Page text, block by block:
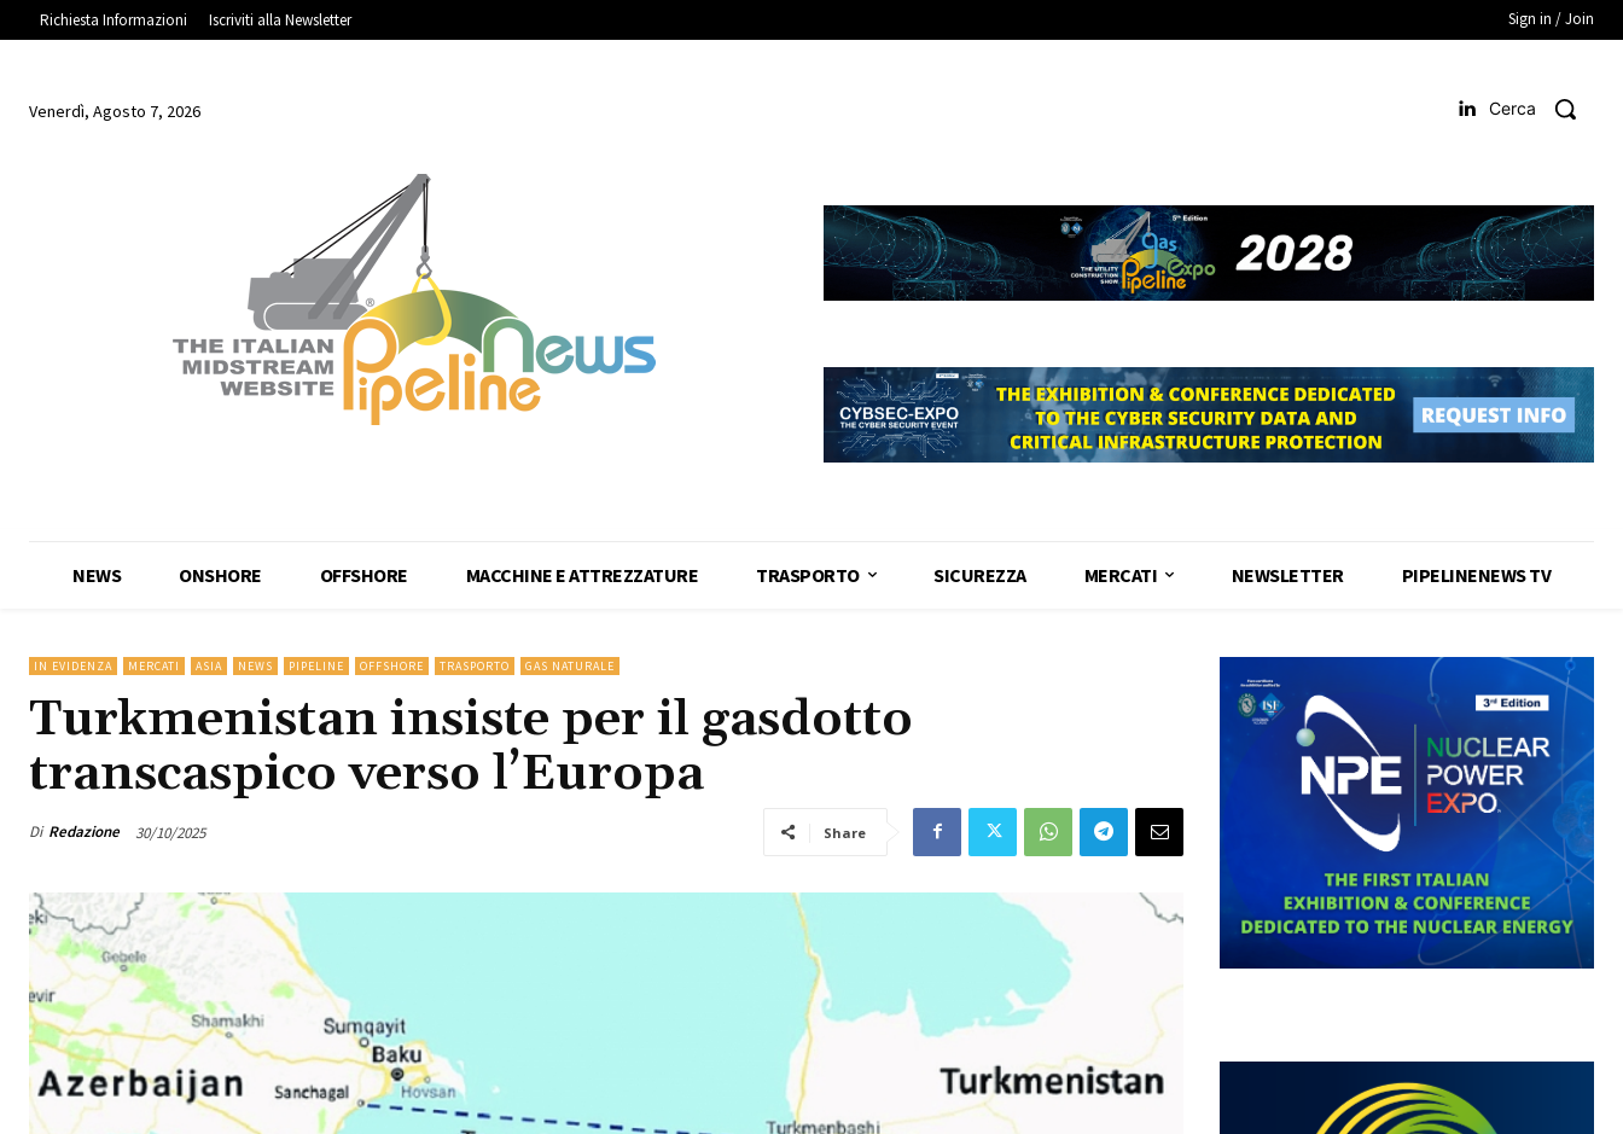
Richiesta Informazioni Iscriviti alla Newsletter Sign in / Join
Venerdì, Agosto 7, 2026 Cerca
NEWS ONSHORE OFFSHORE MACCHINE E ATTREZZATURE TRASPORTO SICUREZZA MERCATI NEWSLETTER PIPELINENEWS TV
IN EVIDENZA MERCATI ASIA NEWS PIPELINE OFFSHORE TRASPORTO GAS NATURALE
Turkmenistan insiste per il gasdotto
transcaspico verso l’Europa
Di Redazione 30/10/2025 Share